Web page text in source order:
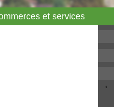
et services
‹